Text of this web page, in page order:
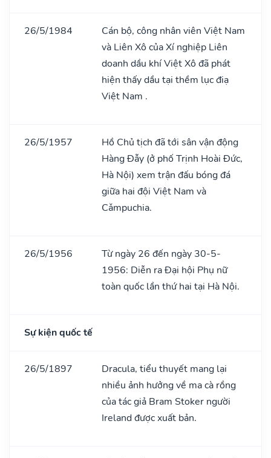
26/5/1984
Cán bộ, công nhân viên Việt Nam
và Liên Xô của Xí nghiệp Liên
doanh dầu khí Việt Xô đã phát
hiện thấy dầu tại thềm lục điạ
Việt Nam .
26/5/1957
Hồ Chủ tịch đã tới sân vận động
Hàng Đẫy (ở phố Trịnh Hoài Đức,
Hà Nội) xem trận đấu bóng đá
giữa hai đội Việt Nam và
Cǎmpuchia.
26/5/1956
Từ ngày 26 đến ngày 30-5-
1956: Diễn ra Đại hội Phụ nữ
toàn quốc lần thứ hai tại Hà Nội.
Sự kiện quốc tế
26/5/1897
Dracula, tiểu thuyết mang lại
nhiều ảnh hưởng về ma cà rồng
của tác giả Bram Stoker người
Ireland được xuất bản.